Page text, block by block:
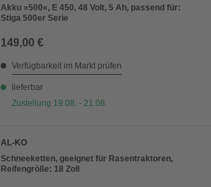
Akku »500«, E 450, 48 Volt, 5 Ah, passend für:
Stiga 500er Serie
149,00 €
Verfügbarkeit im Markt prüfen
lieferbar
Zustellung 19.08. - 21.08.
AL-KO
Schneeketten, geeignet für Rasentraktoren,
Reifengröße: 18 Zoll